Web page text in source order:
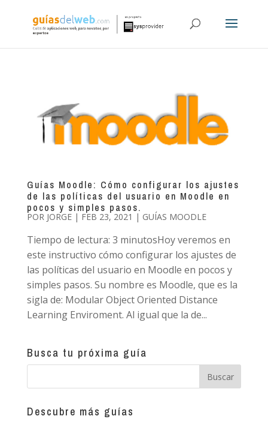
Guías Moodle: Cómo configurar los ajustes
de las políticas del usuario en Moodle en
pocos y simples pasos.
POR JORGE| FEB 23, 2021 | GUÍAS MOODLE
Tiempo de lectura: 3 minutosHoy veremos en
este instructivo cómo configurar los ajustes de
las políticas del usuario en Moodle en pocos y
simples pasos. Su nombre es Moodle, que es la
sigla de: Modular Object Oriented Distance
Learning Enviroment. Al igual que la de...
Busca tu próxima guía
Descubre más guías